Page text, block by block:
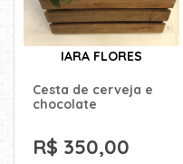
IARA FLORES
Cesta de cerveja e
chocolate
R$ 350,00